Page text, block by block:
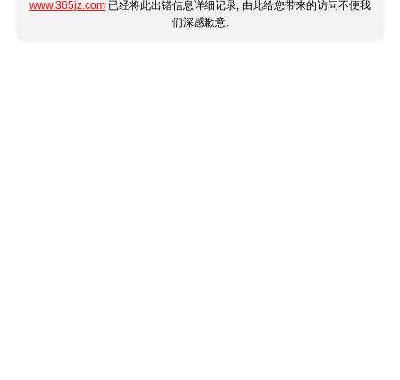
www.365jz.com 已经将此出错信息详细记录, 由此给您带来的访问不便我
们深感歉意.